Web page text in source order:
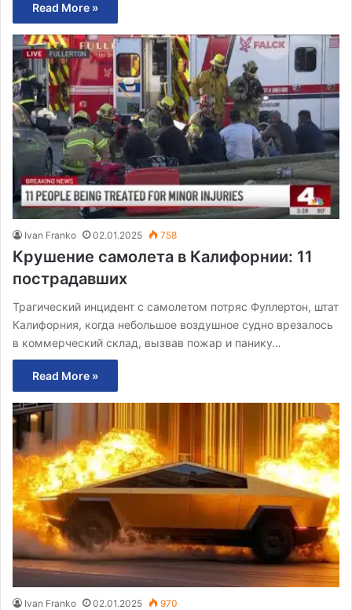
Read More »
Ivan Franko 02.01.2025 758
Крушение самолета в Калифорнии: 11
пострадавших
Трагический инцидент с самолетом потряс Фуллертон, штат
Калифорния, когда небольшое воздушное судно врезалось
в коммерческий склад, вызвав пожар и панику…
Read More »
Ivan Franko 02.01.2025 970